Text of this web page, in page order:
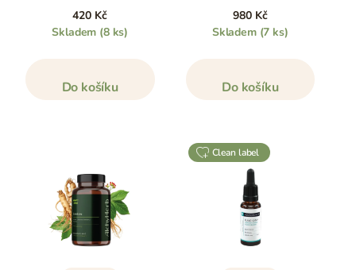
420 Kč
Skladem (8 ks)
Do košíku
980 Kč
Skladem (7 ks)
Do košíku
clean label